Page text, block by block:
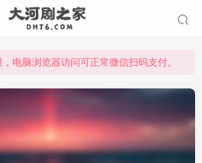
，电脑浏览器访问可正常微信扫码支付。
电脑浏览器访问可正常微信扫码支付。
这里获取。